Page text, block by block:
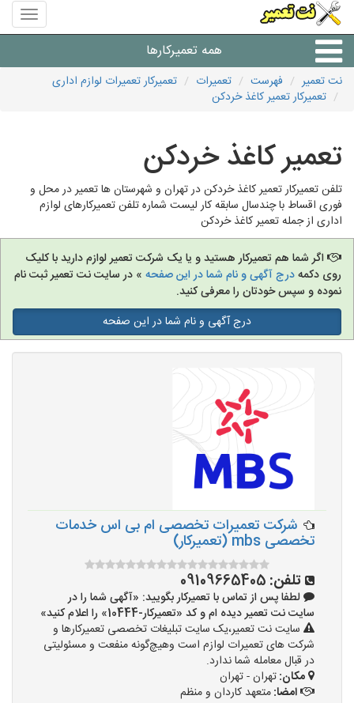
منوی
سایت
تعمیر
همه تعمیرکارها
شرکت های تعمیرات لوازم
نت تعمیر فهرست تعمیرات
تعمیرکار تعمیرات لوازم اداری
تعمیرکار تعمیر کاغذ خردکن
تعمیر کاغذ خردکن
تلفن تعمیرکار تعمیر کاغذ خردکن در تهران و شهرستان ها تعمیر در محل و
فوری اقساط با چندسال سابقه کار لیست شماره تلفن تعمیرکارهای لوازم
اداری از جمله تعمیر کاغذ خردکن
اگر شما هم تعمیرکار هستید و یا یک شرکت تعمیر لوازم دارید با کلیک
روی دکمهدرج آگهی و نام شما در این صفحه » در سایت نت تعمیر ثبت نام
نموده و سپس خودتان را معرفی کنید.
درج آگهی و نام شما در این صفحه
شرکت تعمیرات تخصصی ام بی اس خدمات
تخصصی mbs (تعمیرکار)
تلفن: 09109665405‏‪‬‏
لطفا پس از تماس با تعمیرکار بگویید: «آگهی شما را در
سایت نت تعمیر دیده ام و کد «تعمیرکار-10444» را اعلام کنید»
سایت نت تعمیر،یک سایت تبلیغات تخصصی تعمیرکارها و
شرکت های تعمیرات لوازم است وهیچ‌گونه منفعت و مسئولیتی
در قبال معامله شما ندارد.
مکان:تهران - تهران
امضا:متعهد کاردان و منظم